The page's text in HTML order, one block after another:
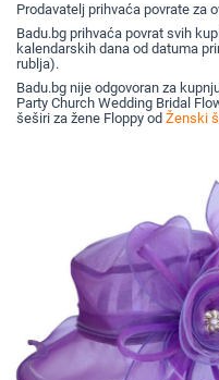
Prodavatelj prihvaća povrate za
Badu.bg prihvaća povrat svih
kalendarskih dana od datuma
rublja).
Badu.bg nije odgovoran za
Party Church Wedding Bridal
šeširi za žene Floppy od Ženski